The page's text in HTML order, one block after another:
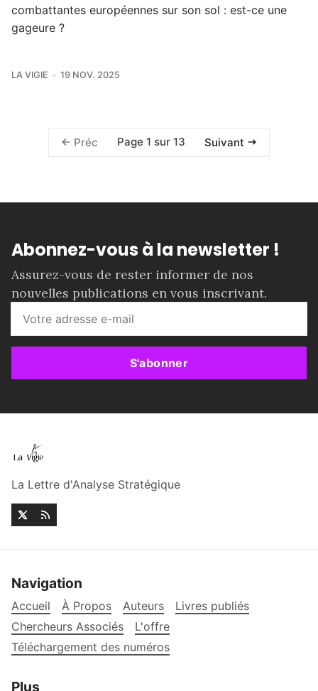
combattantes européennes sur son sol : est-ce une
gageure ?
LA VIGIE 19 NOV. 2025
Préc Page 1 sur 13 Suivant
Abonnez-vous à la newsletter !
Assurez-vous de rester informer de nos
nouvelles publications en vous inscrivant.
S'abonner
La Lettre d'Analyse Stratégique
Navigation
Accueil À Propos Auteurs
Livres publiés
Chercheurs Associés
L'offre
Téléchargement des numéros
Plus